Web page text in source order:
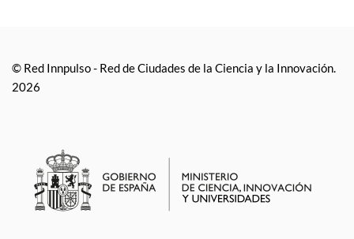
© Red Innpulso - Red de Ciudades de la Ciencia y la Innovación.
2026